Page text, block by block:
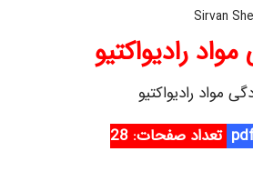
Sirvan
رادیواکتیو
مواد رادیواکتیو
تعداد صفحات: 28